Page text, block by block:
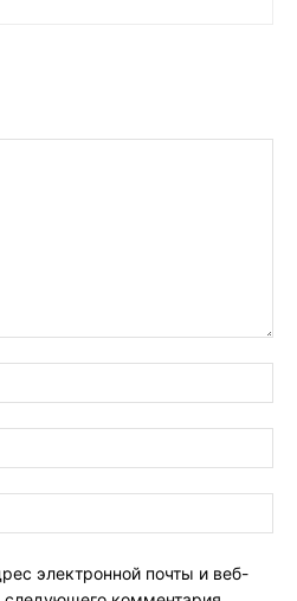
электронной почты и веб-